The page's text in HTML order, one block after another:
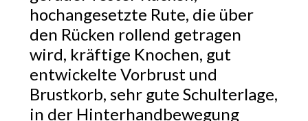
hochangesetzte Rute, die über
den Rücken rollend getragen
wird, kräftige Knochen, gut
entwickelte Vorbrust und
Brustkorb, sehr gute Schulterlage,
in der Hinterhandbewegung